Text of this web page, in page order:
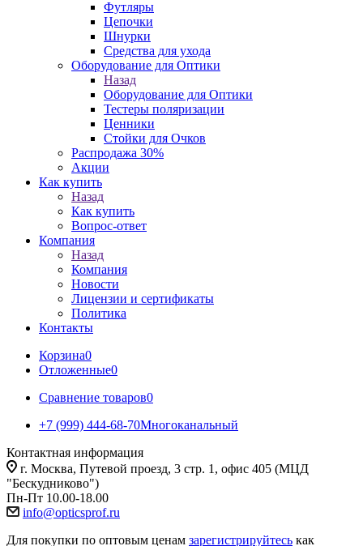
Футляры
Цепочки
Шнурки
Средства для ухода
Оборудование для Оптики
Назад
Оборудование для Оптики
Тестеры поляризации
Ценники
Стойки для Очков
Распродажа 30%
Акции
Как купить
Назад
Как купить
Вопрос-ответ
Компания
Назад
Компания
Новости
Лицензии и сертификаты
Политика
Контакты
Корзина0
Отложенные0
Сравнение товаров0
+7 (999) 444-68-70Многоканальный
Контактная информация
г. Москва, Путевой проезд, 3 стр. 1, офис 405 (МЦД
"Бескудниково")
Пн-Пт 10.00-18.00
info@opticsprof.ru
Для покупки по оптовым ценам зарегистрируйтесь как